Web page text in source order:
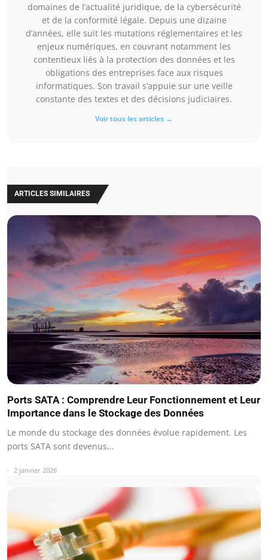
domaines de l’actualité juridique, de la cybersécurité
et de la conformité légale. Depuis une dizaine
d’années, elle suit les mutations réglementaires et les
enjeux numériques, en couvrant notamment les
contentieux liés à la protection des données et les
obligations des entreprises face aux risques
informatiques. Son travail s’appuie sur une veille
constante des textes et des décisions judiciaires.
Voir tous les articles →
ARTICLES SIMILAIRES
Ports SATA : Comprendre Leur Fonctionnement et Leur
Importance dans le Stockage des Données
Le monde du stockage des données évolue rapidement. Les
ports SATA sont devenus…
2 janvier 2026